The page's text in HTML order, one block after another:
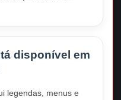
disponível em
legendas, menus e